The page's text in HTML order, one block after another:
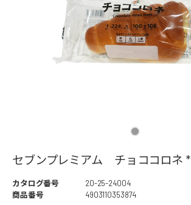
セブンプレミアム チョココロネ *
カタログ番号
20-25-24004
商品番号
4903110353874